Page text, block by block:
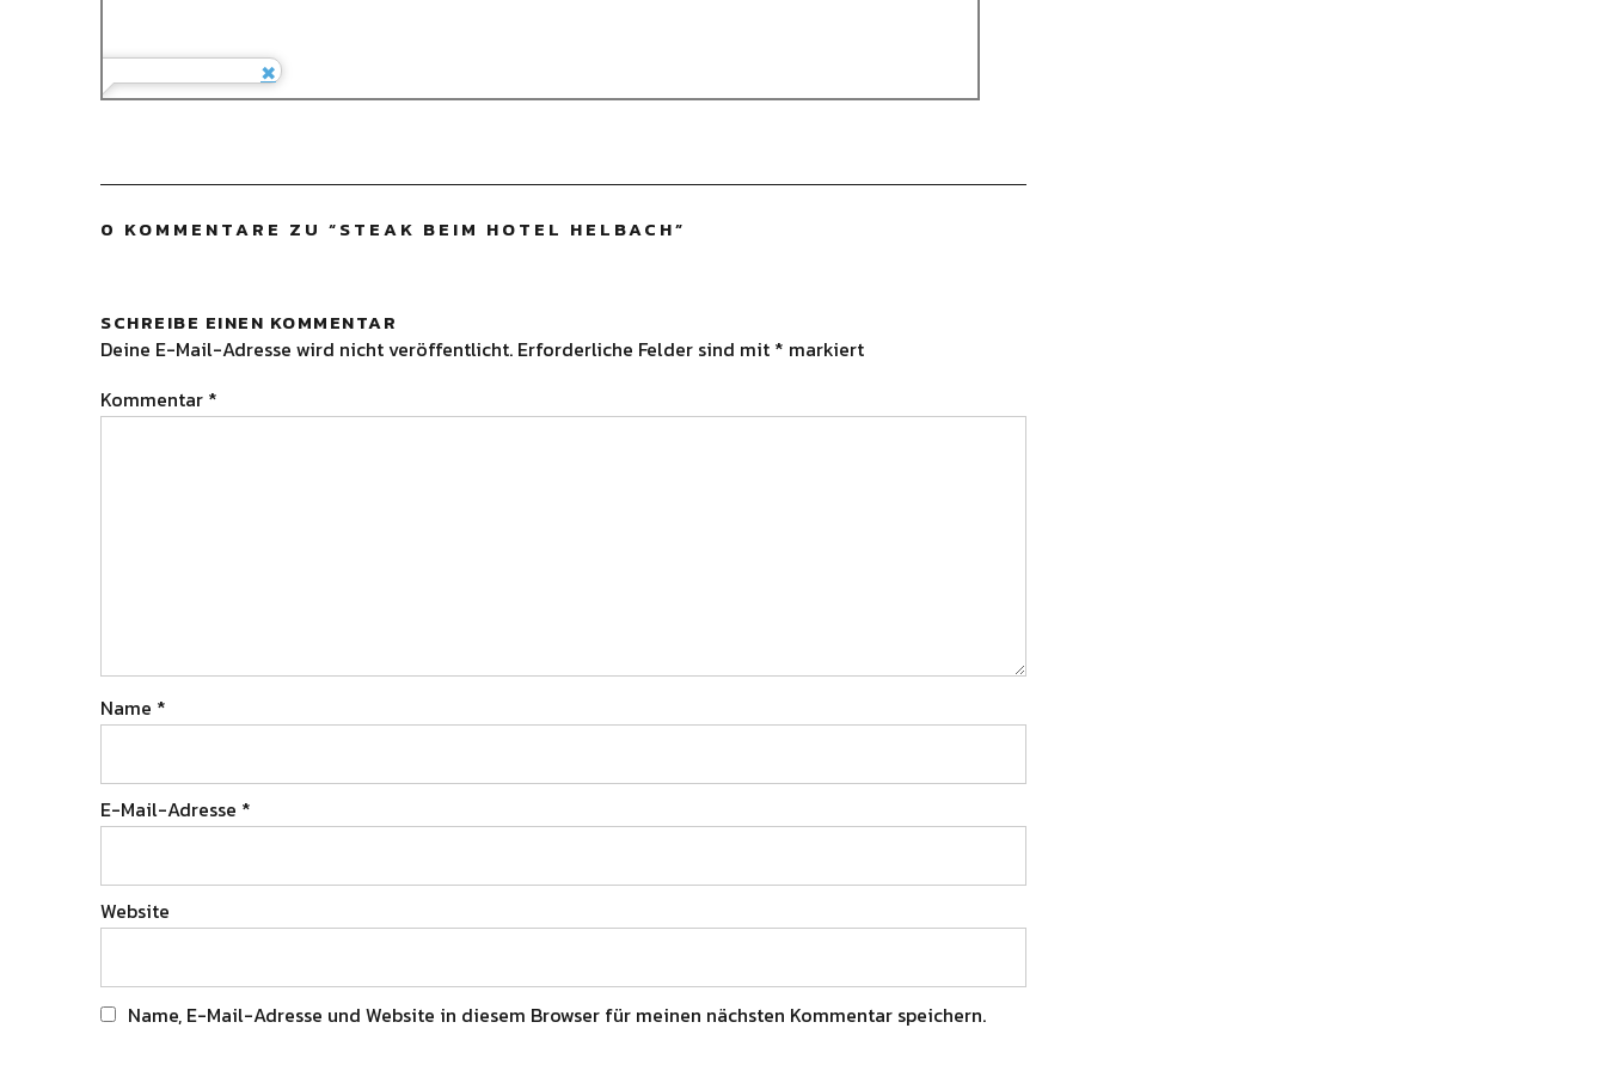
0 KOMMENTARE ZU “STEAK BEIM HOTEL HELBACH”
SCHREIBE EINEN KOMMENTAR
Deine E-Mail-Adresse wird nicht veröffentlicht. Erforderliche Felder sind mit * markiert
Kommentar *
Name *
E-Mail-Adresse *
Website
Name, E-Mail-Adresse und Website in diesem Browser für meinen nächsten Kommentar speichern.